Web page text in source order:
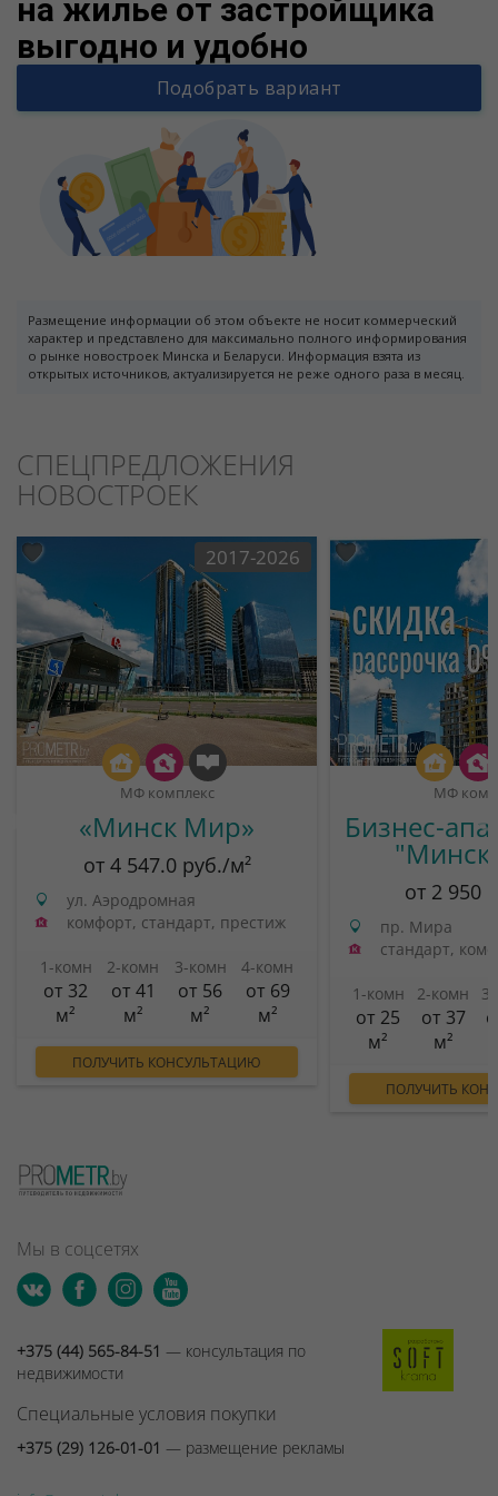
на жилье от застройщика
выгодно и удобно
Подобрать вариант
Размещение информации об этом объекте не носит коммерческий
характер и представлено для максимально полного информирования
о рынке новостроек Минска и Беларуси. Информация взята из
открытых источников, актуализируется не реже одного раза в месяц.
СПЕЦПРЕДЛОЖЕНИЯ
НОВОСТРОЕК
2017-2026
МФ комплекс
«Минск Мир»
от 4 547.0 руб./м²
ул. Аэродромная
комфорт, стандарт, престиж
1-комн
от 32
м²
2-комн
от 41
м²
3-комн
от 56
м²
4-комн
от 69
м²
ПОЛУЧИТЬ КОНСУЛЬТАЦИЮ
МФ
Бизнес-
от 2 950
пр. Мира
стандарт,
1-комн
от 25
м²
2-комн
от 37
м²
ПОЛУЧИТЬ
Мы в соцсетях
+375 (44) 565-84-51 — консультация по
недвижимости
Специальные условия покупки
+375 (29) 126-01-01 — размещение рекламы